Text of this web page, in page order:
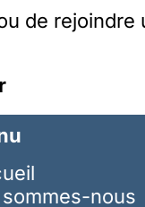
de rejoindre
sommes-nous